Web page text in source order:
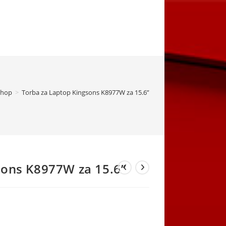
> Torba za Laptop Kingsons K8977W za 15.6”
K8977W za 15.6”